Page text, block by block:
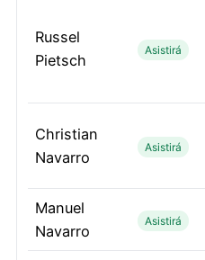
Russel
Pietsch
Asistirá
Christian
Navarro
Asistirá
Manuel
Navarro
Asistirá